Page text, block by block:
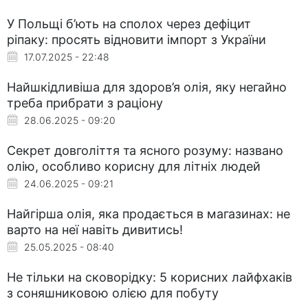
У Польщі б’ють на сполох через дефіцит
ріпаку: просять відновити імпорт з України
17.07.2025 - 22:48
Найшкідливіша для здоров’я олія, яку негайно
треба прибрати з раціону
28.06.2025 - 09:20
Секрет довголіття та ясного розуму: названо
олію, особливо корисну для літніх людей
24.06.2025 - 09:21
Найгірша олія, яка продається в магазинах: не
варто на неї навіть дивитись!
25.05.2025 - 08:40
Не тільки на сковорідку: 5 корисних лайфхаків
з соняшниковою олією для побуту